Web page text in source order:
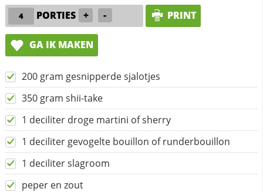
PORTIES + - PRINT
GA IK MAKEN
200 gram gesnipperde sjalotjes
350 gram shii-take
1 deciliter droge martini of sherry
1 deciliter gevogelte bouillon of runderbouillon
1 deciliter slagroom
peper en zout